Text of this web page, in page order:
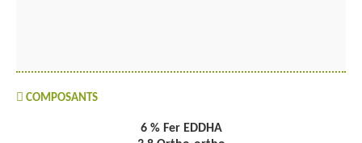
COMPOSANTS
6 % Fer EDDHA